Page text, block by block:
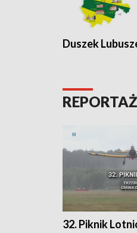
Duszek
32. Piknik